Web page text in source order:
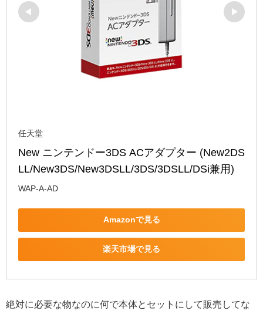
任天堂
New ニンテンドー3DS ACアダプター (New2DS
LL/New3DS/New3DSLL/3DS/3DSLL/DSi兼用)
WAP-A-AD
Amazonで見る
楽天市場で見る
絶対に必要な物なのに何で本体とセットにして販売してな